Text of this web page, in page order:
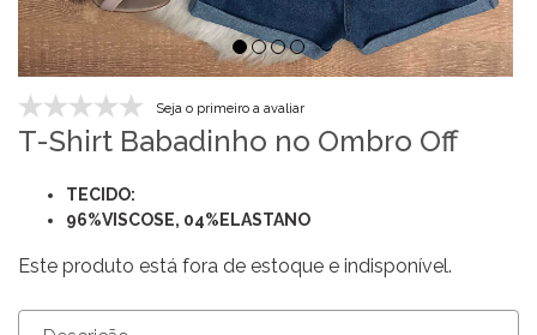
Seja o primeiro a avaliar
T-Shirt Babadinho no Ombro Off
TECIDO:
96%VISCOSE, 04%ELASTANO
Este produto está fora de estoque e indisponível.